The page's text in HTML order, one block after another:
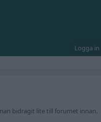
Logga in
bidragit lite till forumet innan.